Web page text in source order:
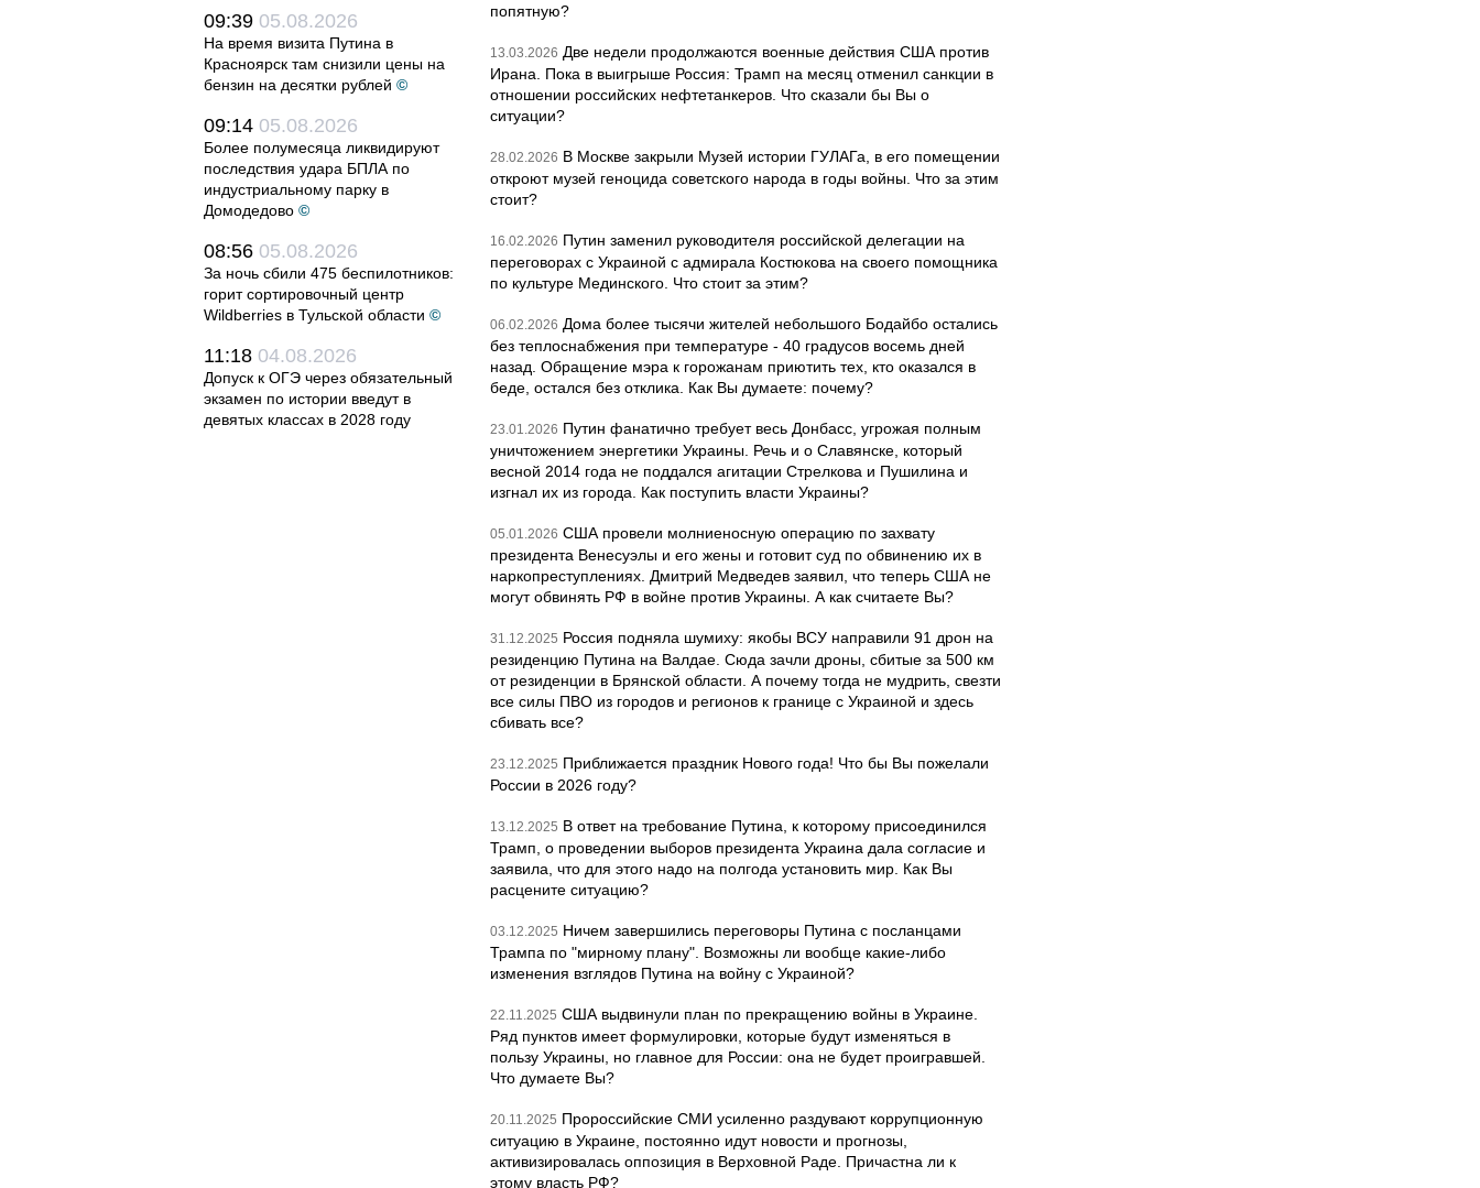
09:39 05.08.2026
На время визита Путина в
Красноярск там снизили цены на
бензин на десятки рублей ©
09:14 05.08.2026
Более полумесяца ликвидируют
последствия удара БПЛА по
индустриальному парку в
Домодедово ©
08:56 05.08.2026
За ночь сбили 475 беспилотников:
горит сортировочный центр
Wildberries в Тульской области ©
11:18 04.08.2026
Допуск к ОГЭ через обязательный
экзамен по истории введут в
девятых классах в 2028 году
попятную?
13.03.2026 Две недели продолжаются военные действия США против
Ирана. Пока в выигрыше Россия: Трамп на месяц отменил санкции в
отношении российских нефтетанкеров. Что сказали бы Вы о
ситуации?
28.02.2026 В Москве закрыли Музей истории ГУЛАГа, в его помещении
откроют музей геноцида советского народа в годы войны. Что за этим
стоит?
16.02.2026 Путин заменил руководителя российской делегации на
переговорах с Украиной с адмирала Костюкова на своего помощника
по культуре Мединского. Что стоит за этим?
06.02.2026 Дома более тысячи жителей небольшого Бодайбо остались
без теплоснабжения при температуре - 40 градусов восемь дней
назад. Обращение мэра к горожанам приютить тех, кто оказался в
беде, остался без отклика. Как Вы думаете: почему?
23.01.2026 Путин фанатично требует весь Донбасс, угрожая полным
уничтожением энергетики Украины. Речь и о Славянске, который
весной 2014 года не поддался агитации Стрелкова и Пушилина и
изгнал их из города. Как поступить власти Украины?
05.01.2026 США провели молниеносную операцию по захвату
президента Венесуэлы и его жены и готовит суд по обвинению их в
наркопреступлениях. Дмитрий Медведев заявил, что теперь США не
могут обвинять РФ в войне против Украины. А как считаете Вы?
31.12.2025 Россия подняла шумиху: якобы ВСУ направили 91 дрон на
резиденцию Путина на Валдае. Сюда зачли дроны, сбитые за 500 км
от резиденции в Брянской области. А почему тогда не мудрить, свезти
все силы ПВО из городов и регионов к границе с Украиной и здесь
сбивать все?
23.12.2025 Приближается праздник Нового года! Что бы Вы пожелали
России в 2026 году?
13.12.2025 В ответ на требование Путина, к которому присоединился
Трамп, о проведении выборов президента Украина дала согласие и
заявила, что для этого надо на полгода установить мир. Как Вы
расцените ситуацию?
03.12.2025 Ничем завершились переговоры Путина с посланцами
Трампа по "мирному плану". Возможны ли вообще какие-либо
изменения взглядов Путина на войну с Украиной?
22.11.2025 США выдвинули план по прекращению войны в Украине.
Ряд пунктов имеет формулировки, которые будут изменяться в
пользу Украины, но главное для России: она не будет проигравшей.
Что думаете Вы?
20.11.2025 Пророссийские СМИ усиленно раздувают коррупционную
ситуацию в Украине, постоянно идут новости и прогнозы,
активизировалась оппозиция в Верховной Раде. Причастна ли к
этому власть РФ?